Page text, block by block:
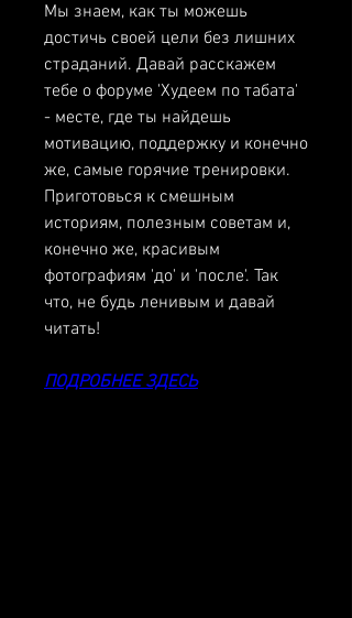
Мы знаем, как ты можешь
достичь своей цели без лишних
страданий. Давай расскажем
тебе о форуме 'Худеем по табата'
- месте, где ты найдешь
мотивацию, поддержку и конечно
же, самые горячие тренировки.
Приготовься к смешным
историям, полезным советам и,
конечно же, красивым
фотографиям 'до' и 'после'. Так
что, не будь ленивым и давай
читать!
ПОДРОБНЕЕ ЗДЕСЬ